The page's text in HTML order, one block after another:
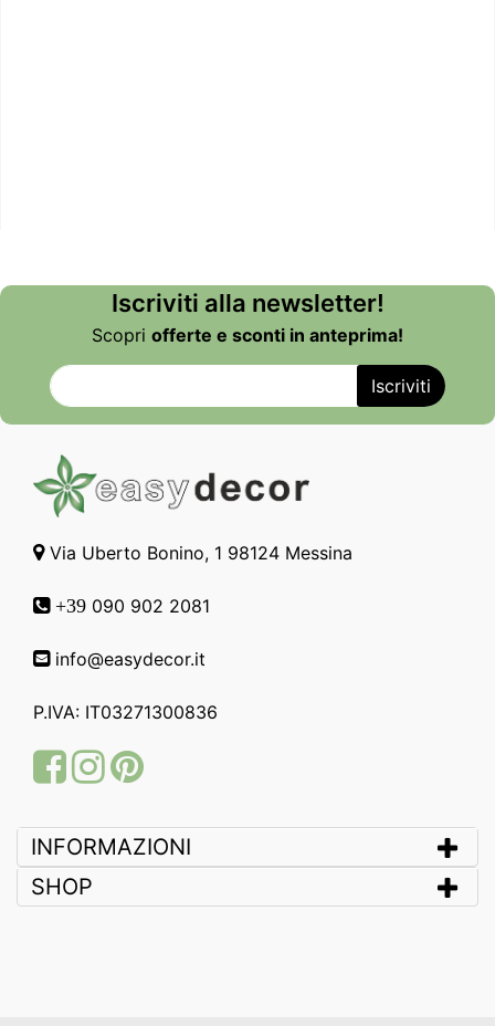
Iscriviti alla newsletter!
Scopri offerte e sconti in anteprima!
Via Uberto Bonino, 1 98124 Messina
+39 090 902 2081
info@easydecor.it
P.IVA: IT03271300836
FacebookInstagram
Pinterest
INFORMAZIONI
SHOP